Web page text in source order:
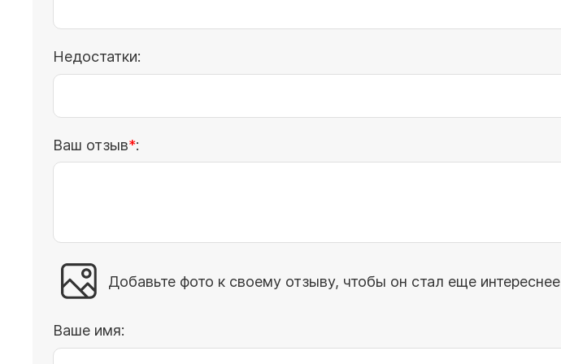
Недостатки:
Ваш отзыв :
Добавьте фото к своему отзыву, чтобы он стал еще интереснее
Ваше имя: